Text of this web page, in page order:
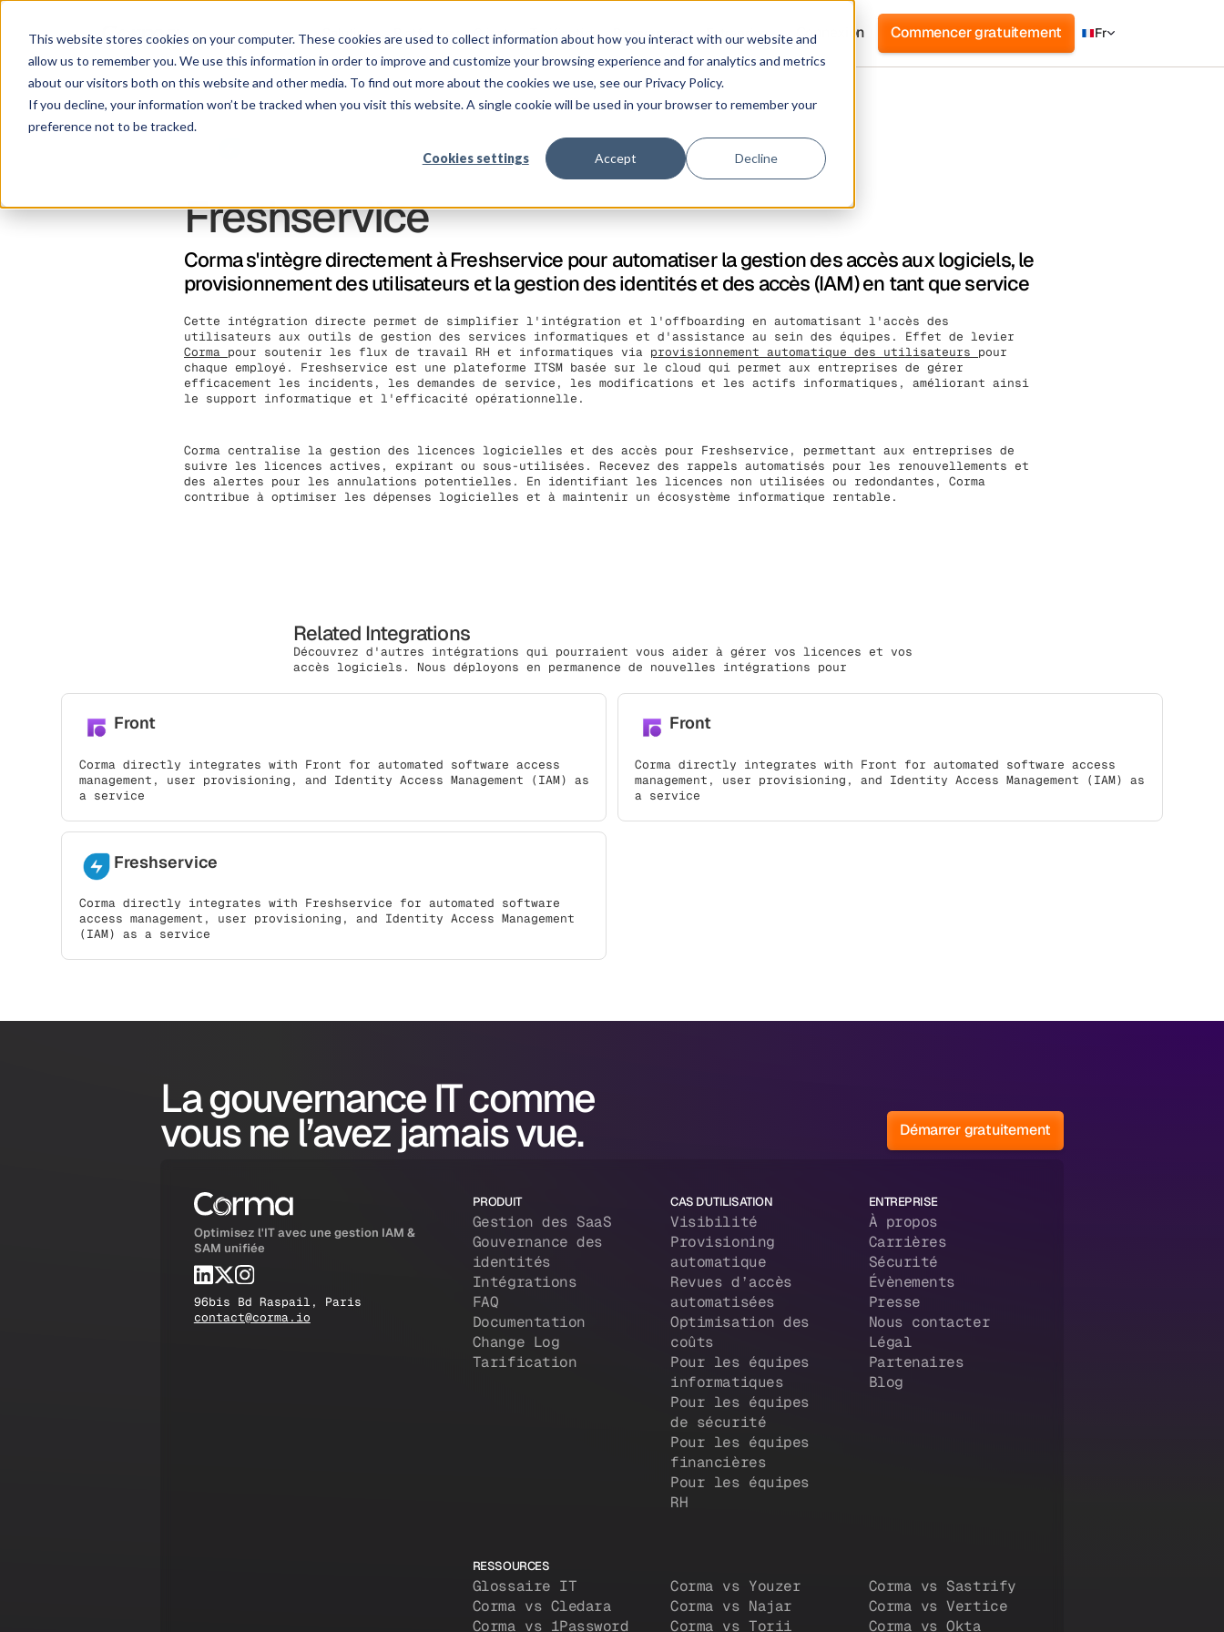
This website stores cookies on your computer. These cookies are used to collect information about how you interact with our website and
allow us to remember you. We use this information in order to improve and customize your browsing experience and for analytics and metrics
about our visitors both on this website and other media. To find out more about the cookies we use, see our Privacy Policy.
If you decline, your information won’t be tracked when you visit this website. A single cookie will be used in your browser to remember your
preference not to be tracked.
Cookies settings Accept Decline
Solution Platforme Clients Tarification Ressources Entreprise Connexion Commencer gratuitement Fr
Freshservice
Corma s'intègre directement à Freshservice pour automatiser la gestion des accès aux logiciels, le
provisionnement des utilisateurs et la gestion des identités et des accès (IAM) en tant que service
Cette intégration directe permet de simplifier l'intégration et l'offboarding en automatisant l'accès des
utilisateurs aux outils de gestion des services informatiques et d'assistance au sein des équipes. Effet de levier
Corma pour soutenir les flux de travail RH et informatiques via provisionnement automatique des utilisateurs pour
chaque employé. Freshservice est une plateforme ITSM basée sur le cloud qui permet aux entreprises de gérer
efficacement les incidents, les demandes de service, les modifications et les actifs informatiques, améliorant ainsi
le support informatique et l'efficacité opérationnelle.
Corma centralise la gestion des licences logicielles et des accès pour Freshservice, permettant aux entreprises de
suivre les licences actives, expirant ou sous-utilisées. Recevez des rappels automatisés pour les renouvellements et
des alertes pour les annulations potentielles. En identifiant les licences non utilisées ou redondantes, Corma
contribue à optimiser les dépenses logicielles et à maintenir un écosystème informatique rentable.
Related Integrations
Découvrez d'autres intégrations qui pourraient vous aider à gérer vos licences et vos
accès logiciels. Nous déployons en permanence de nouvelles intégrations pour
Front
Corma directly integrates with Front for automated software access
management, user provisioning, and Identity Access Management (IAM) as
a service
Front
Corma directly integrates with Front for automated software access
management, user provisioning, and Identity Access Management (IAM) as
a service
Freshservice
Corma directly integrates with Freshservice for automated software
access management, user provisioning, and Identity Access Management
(IAM) as a service
La gouvernance IT comme
vous ne l’avez jamais vue. Démarrer gratuitement
Optimisez l'IT avec une gestion IAM &
SAM unifiée
96bis Bd Raspail, Paris
contact@corma.io
PRODUIT
Gestion des SaaS
Gouvernance des
identités
Intégrations
FAQ
Documentation
Change Log
Tarification
CAS D'UTILISATION
Visibilité
Provisioning
automatique
Revues d’accès
automatisées
Optimisation des
coûts
Pour les équipes
informatiques
Pour les équipes
de sécurité
Pour les équipes
financières
Pour les équipes
RH
ENTREPRISE
À propos
Carrières
Sécurité
Évènements
Presse
Nous contacter
Légal
Partenaires
Blog
RESSOURCES
Glossaire IT
Corma vs Cledara
Corma vs 1Password
Corma vs Youzer
Corma vs Najar
Corma vs Torii
Corma vs Sastrify
Corma vs Vertice
Corma vs Okta